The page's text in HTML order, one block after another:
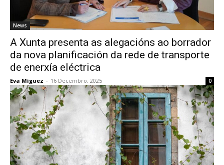
News
A Xunta presenta as alegacións ao borrador
da nova planificación da rede de transporte
de enerxía eléctrica
Eva Míguez - 16 Decembro, 2025 0